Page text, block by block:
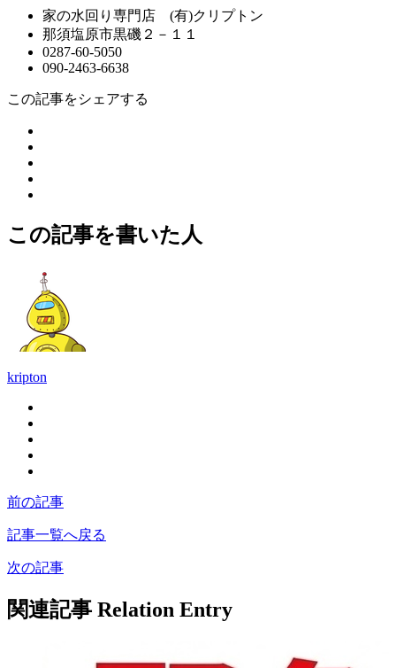
家の水回り専門店 (有)クリプトン
那須塩原市黒磯２－１１
0287-60-5050
090-2463-6638
この記事をシェアする
この記事を書いた人
kripton
前の記事
記事一覧へ戻る
次の記事
関連記事 Relation Entry